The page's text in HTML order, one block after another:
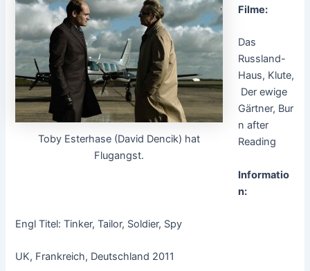
Toby Esterhase (David Dencik) hat
Flugangst.
Filme:
Das
Russland-
Haus, Klute,
Der ewige
Gärtner, Bur
n after
Reading
Informatio
n:
Engl Titel: Tinker, Tailor, Soldier, Spy
UK, Frankreich, Deutschland 2011